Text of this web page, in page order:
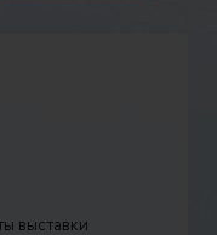
выставки